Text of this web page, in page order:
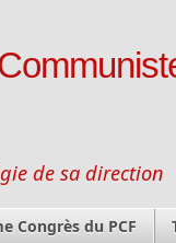
de sa direction
Congrès du PCF